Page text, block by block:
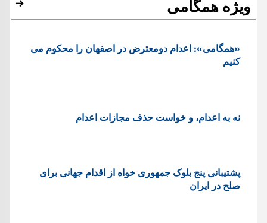
ویژه همگامی
«همگامی»: اعدام دومعترض در اصفهان را محکوم می
کنیم
نه به اعدام، و خواست حذف مجازات اعدام
پشتيبانی پنج بلوک جمهوری خواه از اقدام جهانی برای
صلح در ایران